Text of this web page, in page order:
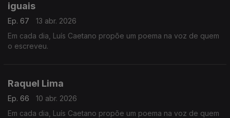
iguais
Ep. 67
13 abr. 2026
Em cada dia, Luís Caetano propõe um poema na voz de quem
o escreveu.
Raquel Lima
Ep. 66
10 abr. 2026
Em cada dia, Luís Caetano propõe um poema na voz de quem